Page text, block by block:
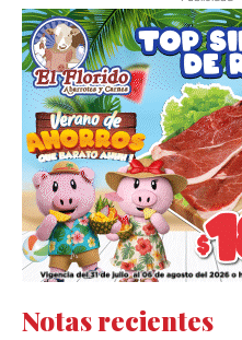
Notas recientes